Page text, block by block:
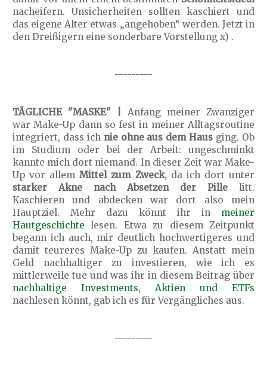
nacheifern. Unsicherheiten sollten kaschiert und
das eigene Alter etwas „angehoben“ werden. Jetzt in
den Dreißigern eine sonderbare Vorstellung x) .
---------
TÄGLICHE "MASKE" |
Anfang meiner Zwanziger
war Make-Up dann so fest in meiner Alltagsroutine
integriert, dass ich nie ohne aus dem Haus ging. Ob
im Studium oder bei der Arbeit: ungeschminkt
kannte mich dort niemand. In dieser Zeit war Make-
Up vor allemMittel zum Zweck, da ich dort unter
starker Akne nach Absetzen der Pille litt.
Kaschieren und abdecken war dort also mein
Hauptziel. Mehr dazu könnt ihr in meiner
Hautgeschichte lesen. Etwa zu diesem Zeitpunkt
begann ich auch, mir deutlich hochwertigeres und
damit teureres Make-Up zu kaufen. Anstatt mein
Geld nachhaltiger zu investieren, wie ich es
mittlerweile tue und was ihr in diesem Beitrag über
nachhaltige Investments, Aktien und ETFs
nachlesen könnt, gab ich es für Vergängliches aus.
---------